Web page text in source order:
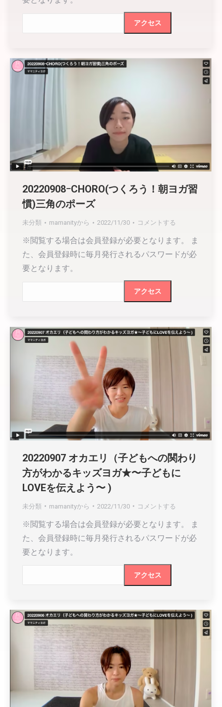
20220908ｰCHORO(つくろう！朝ヨガ習
慣)三角のポーズ
未分類 mamanityから 2022/11/30 コメントする
※閲覧する場合は会員登録が必要となります。 ま
た、会員登録時に毎月発行されるパスワードが必
要となります。
20220907 オカエリ（子どもへの関わり
方がわかるキッズヨガ★〜子どもに
LOVEを伝えよう〜 )
未分類 mamanityから 2022/11/30 コメントする
※閲覧する場合は会員登録が必要となります。 ま
た、会員登録時に毎月発行されるパスワードが必
要となります。